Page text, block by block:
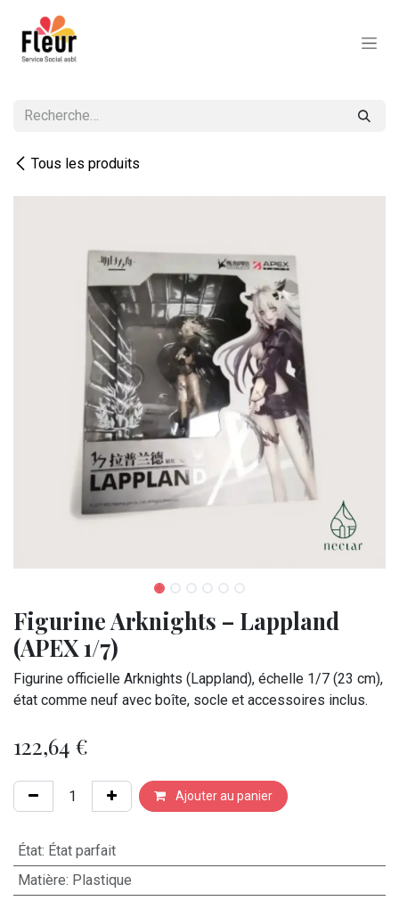
Tous les produits
Figurine Arknights – Lappland
(APEX 1/7)
Figurine officielle Arknights (Lappland), échelle 1/7 (23 cm),
état comme neuf avec boîte, socle et accessoires inclus.
122,64 €
Ajouter au panier
État: État parfait
Matière: Plastique